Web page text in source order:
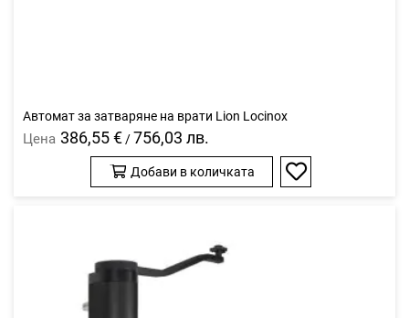
Автомат за затваряне на врати Lion Locinox
Цена 386,55 € /756,03 лв.
Добави в количката
Добави